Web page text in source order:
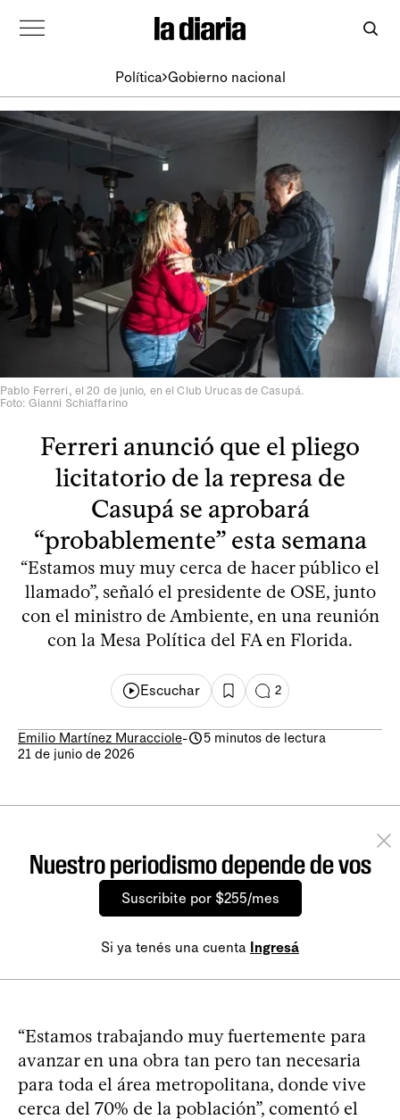
Política Gobierno nacional
Pablo Ferreri, el 20 de junio, en el Club Urucas de Casupá.
Foto: Gianni Schiaffarino
Ferreri anunció que el pliego
licitatorio de la represa de
Casupá se aprobará
“probablemente” esta semana
“Estamos muy muy cerca de hacer público el
llamado”, señaló el presidente de OSE, junto
con el ministro de Ambiente, en una reunión
con la Mesa Política del FA en Florida.
Escuchar 2
Emilio Martínez Muracciole-
5 minutos de lectura
21 de junio de 2026
Nuestro periodismo depende de vos
Suscribite por $255/mes
Si ya tenés una cuenta Ingresá
“Estamos trabajando muy fuertemente para
avanzar en una obra tan pero tan necesaria
para toda el área metropolitana, donde vive
cerca del 70% de la población”, comentó el